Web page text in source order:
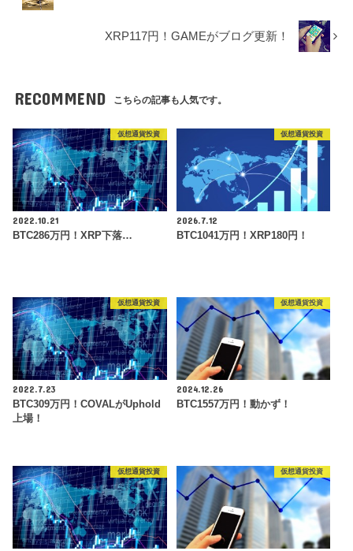
XRP117円！GAMEがブログ更新！
RECOMMEND こちらの記事も人気です。
仮想通貨投資
2022.10.21
BTC286万円！XRP下落…
仮想通貨投資
2026.7.12
BTC1041万円！XRP180円！
仮想通貨投資
2022.7.23
BTC309万円！COVALがUphold
上場！
仮想通貨投資
2024.12.26
BTC1557万円！動かず！
仮想通貨投資 仮想通貨投資